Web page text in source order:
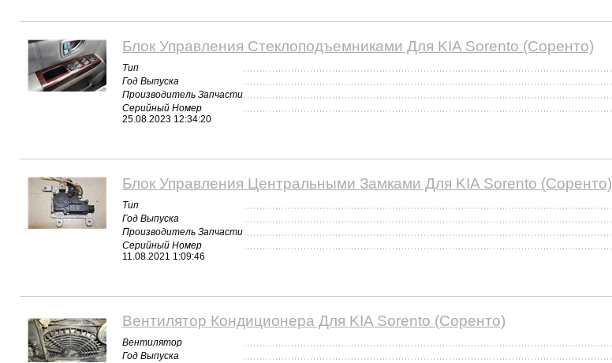
Блок Управления Стеклоподъемниками Для KIA Sorento (Соренто)
Тип
Год Выпуска
Производитель Запчасти
Серийный Номер
25.08.2023 12:34:20
Блок Управления Центральными Замками Для KIA Sorento (Соренто)
Тип
Год Выпуска
Производитель Запчасти
Серийный Номер
11.08.2021 1:09:46
Вентилятор Кондиционера Для KIA Sorento (Соренто)
Вентилятор
Год Выпуска